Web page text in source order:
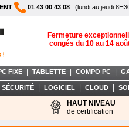
01 43 00 43 08 (lundi au jeudi
Fermeture
congés du 10 au 14
FIXE TABLETTE COMPO PC
SÉCURITÉ LOGICIEL CLOUD
HAUT NIVEAU
de certification